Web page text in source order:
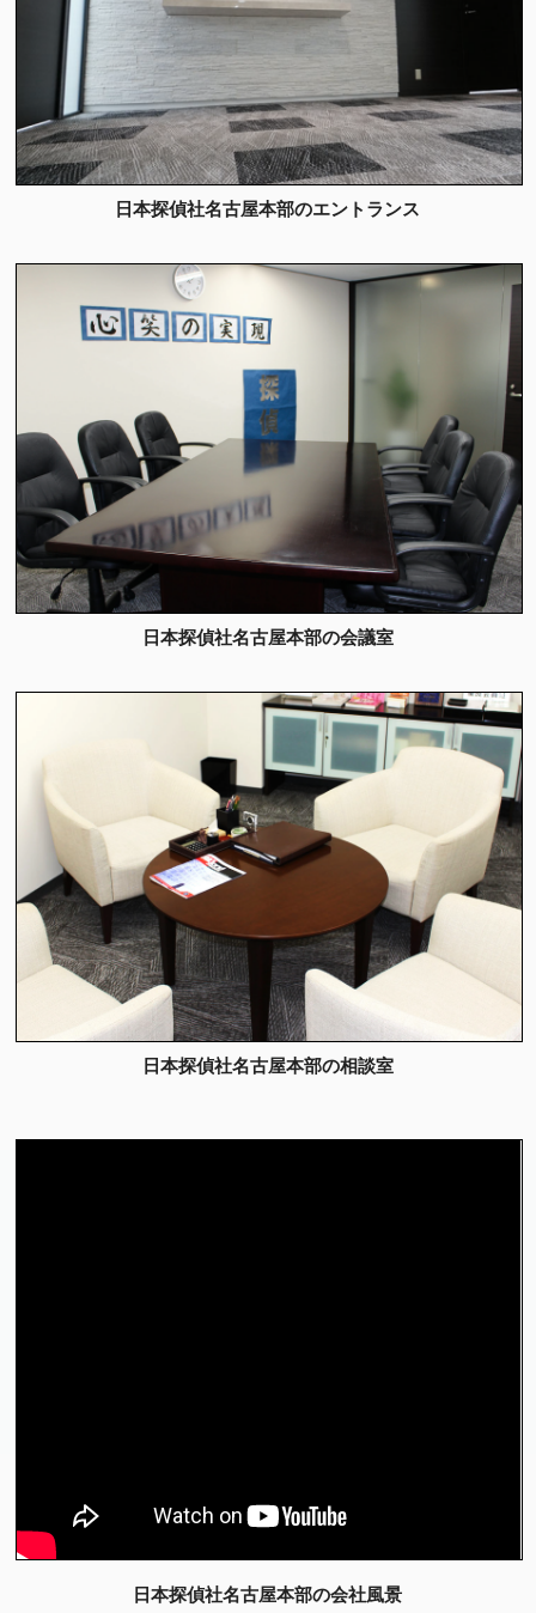
日本探偵社名古屋本部のエントランス
日本探偵社名古屋本部の会議室
日本探偵社名古屋本部の相談室
日本探偵社名古屋本部の会社風景